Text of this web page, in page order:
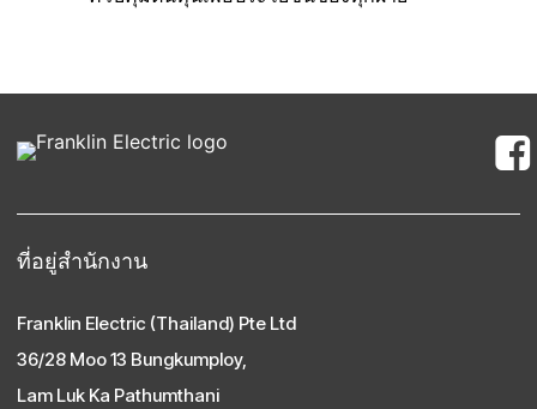
ที่อยู่สํานักงาน
Franklin Electric (Thailand) Pte Ltd
36/28 Moo 13 Bungkumploy,
Lam Luk Ka Pathumthani